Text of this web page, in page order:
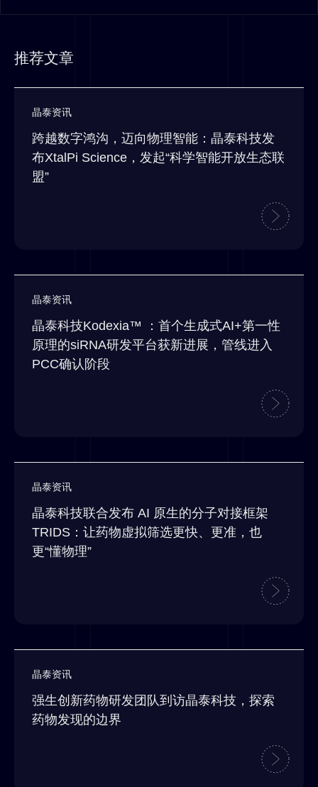
推荐文章
晶泰资讯
跨越数字鸿沟，迈向物理智能：晶泰科技发
布XtalPi Science，发起“科学智能开放生态联
盟”
晶泰资讯
晶泰科技Kodexia™ ：首个生成式AI+第一性
原理的siRNA研发平台获新进展，管线进入
PCC确认阶段
晶泰资讯
晶泰科技联合发布 AI 原生的分子对接框架
TRIDS：让药物虚拟筛选更快、更准，也
更“懂物理”
晶泰资讯
强生创新药物研发团队到访晶泰科技，探索
药物发现的边界